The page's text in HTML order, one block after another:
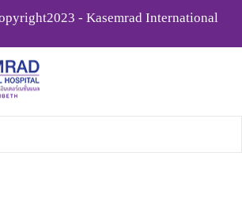
- Kasemrad International
Rattanatibeth